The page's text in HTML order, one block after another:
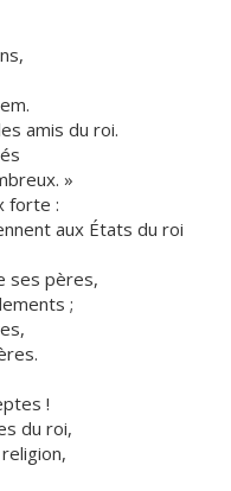
amis du roi.
»
forte :
aux États du roi
ses pères,
;
!
du roi,